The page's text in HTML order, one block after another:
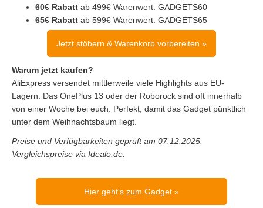
60€ Rabatt ab 499€ Warenwert: GADGETS60
65€ Rabatt ab 599€ Warenwert: GADGETS65
Jetzt stöbern & Warenkorb vorbereiten »
Warum jetzt kaufen?
AliExpress versendet mittlerweile viele Highlights aus EU-
Lagern. Das OnePlus 13 oder der Roborock sind oft innerhalb
von einer Woche bei euch. Perfekt, damit das Gadget pünktlich
unter dem Weihnachtsbaum liegt.
Preise und Verfügbarkeiten geprüft am 07.12.2025.
Vergleichspreise via Idealo.de.
Hier geht's zum Gadget